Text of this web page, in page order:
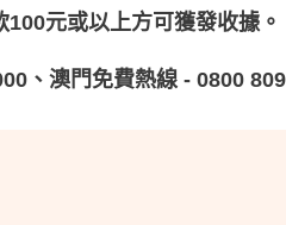
元或以上方可獲發收據。
、澳門免費熱線 - 0800 809